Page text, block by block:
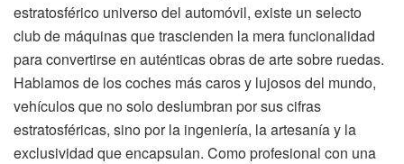
estratosférico universo del automóvil, existe un selecto
club de máquinas que trascienden la mera funcionalidad
para convertirse en auténticas obras de arte sobre ruedas.
Hablamos de los coches más caros y lujosos del mundo,
vehículos que no solo deslumbran por sus cifras
estratosféricas, sino por la ingeniería, la artesanía y la
exclusividad que encapsulan. Como profesional con una